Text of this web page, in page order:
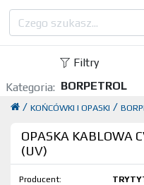
Filtry
Kategoria: BORPETROL
/
KOŃCÓWKI I OPASKI
/
OPASKA KABLOWA
(UV)
Producent: